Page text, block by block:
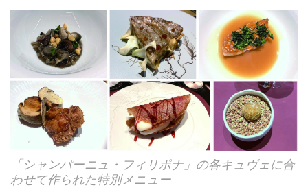
「シャンパーニュ・フィリポナ」の各キュヴェに合
わせて作られた特別メニュー